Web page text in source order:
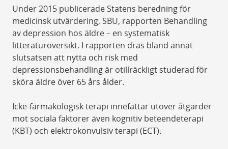
Under 2015 publicerade Statens beredning för
medicinsk utvärdering, SBU, rapporten Behandling
av depression hos äldre – en systematisk
litteraturöversikt. I rapporten dras bland annat
slutsatsen att nytta och risk med
depressionsbehandling är otillräckligt studerad för
sköra äldre över 65 års ålder.
Icke-farmakologisk terapi innefattar utöver åtgärder
mot sociala faktorer även kognitiv beteendeterapi
(KBT) och elektrokonvulsiv terapi (ECT).